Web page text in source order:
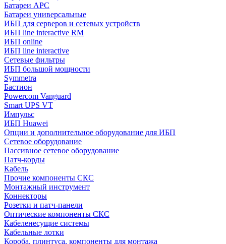
Батареи APC
Батареи универсальные
ИБП для серверов и сетевых устройств
ИБП line interactive RM
ИБП online
ИБП linе interactive
Сетевые фильтры
ИБП большой мощности
Symmetra
Бастион
Powercom Vanguard
Smart UPS VT
Импульс
ИБП Huawei
Опции и дополнительное оборудование для ИБП
Сетевое оборудование
Пассивное сетевое оборудование
Патч-корды
Кабель
Прочие компоненты СКС
Монтажный инструмент
Коннекторы
Розетки и патч-панели
Оптические компоненты СКС
Кабеленесущие системы
Кабельные лотки
Короба, плинтуса, компоненты для монтажа